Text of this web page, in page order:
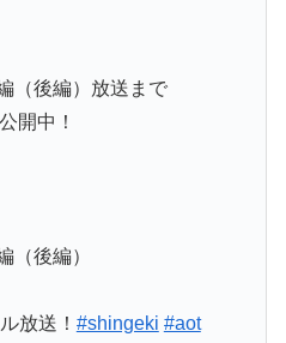
（後編）放送まで
開中！
（後編）
放送！ #shingeki #aot